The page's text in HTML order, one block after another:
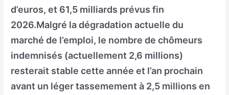
d’euros, et 61,5 milliards prévus fin
2026.Malgré la dégradation actuelle du
marché de l’emploi, le nombre de chômeurs
indemnisés (actuellement 2,6 millions)
resterait stable cette année et l’an prochain
avant un léger tassemement à 2,5 millions en